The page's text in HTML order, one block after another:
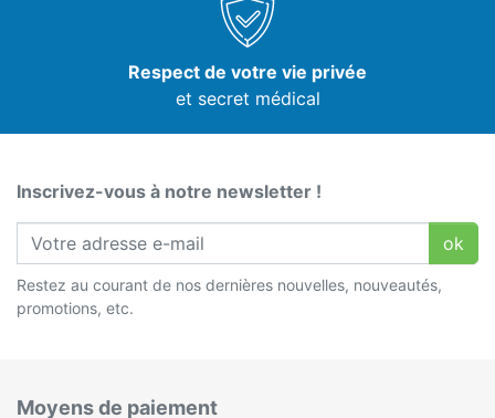
Respect de votre vie privée
et secret médical
Inscrivez-vous à notre newsletter !
ok
Restez au courant de nos dernières nouvelles, nouveautés,
promotions, etc.
Moyens de paiement